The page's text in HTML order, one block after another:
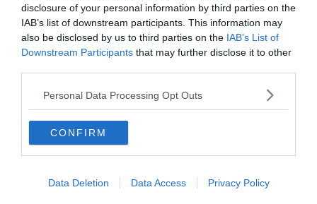
disclosure of your personal information by third parties on the
IAB’s list of downstream participants. This information may
also be disclosed by us to third parties on the IAB’s List of
Downstream Participants that may further disclose it to other
Personal Data Processing Opt Outs
CONFIRM
Data Deletion Data Access Privacy Policy
SPETTACOLO
"Il mestiere", Lo Cascio anti-eroe nel
lavoro più strano del mondo